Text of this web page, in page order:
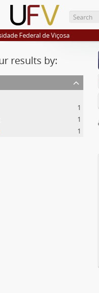
Federal de Viçosa
results by:
1
1
1